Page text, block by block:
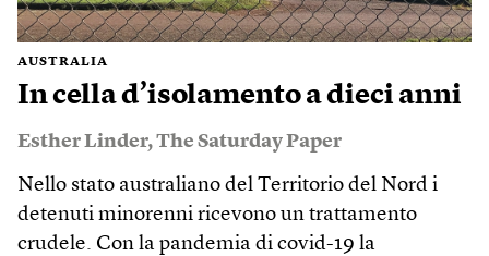
AUSTRALIA
In cella d’isolamento a dieci anni
Esther Linder,The Saturday Paper
Nello stato australiano del Territorio del Nord i
detenuti minorenni ricevono un trattamento
crudele. Con la pandemia di covid-19 la